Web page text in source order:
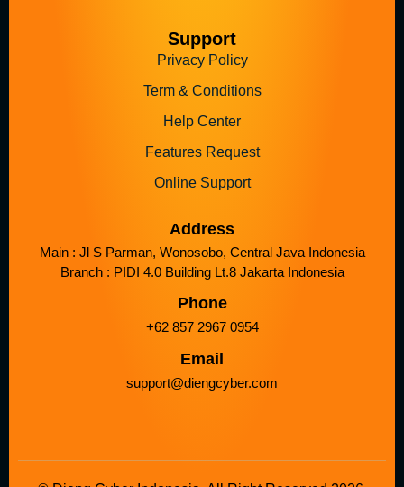
Support
Privacy Policy
Term & Conditions
Help Center
Features Request
Online Support
Address
Main : Jl S Parman, Wonosobo, Central Java Indonesia
Branch : PIDI 4.0 Building Lt.8 Jakarta Indonesia
Phone
+62 857 2967 0954
Email
support@diengcyber.com